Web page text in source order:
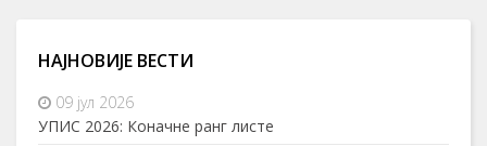
НАЈНОВИЈЕ ВЕСТИ
09 јул 2026
УПИС 2026: Коначне ранг листе